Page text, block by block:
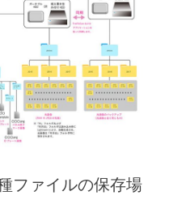
ファイルの保存場